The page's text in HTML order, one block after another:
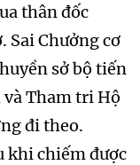
thân đốc
Sai Chưởng cơ
sở bộ tiến
và Tham tri Hộ
đi theo.
khi chiếm được